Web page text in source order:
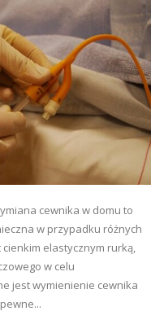
cewnika w domu to
w przypadku różnych
elastycznym rurką,
w celu
jest wymienienie cewnika